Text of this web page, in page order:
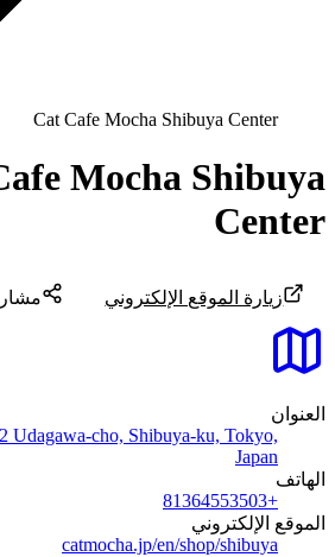
Cat Cafe Mocha Shibuya Center
Mocha Shibuya
Center
زيارة الموقع الإلكتروني
العنوان
Udagawa-cho, Shibuya-ku, Tokyo,
Japan
الهاتف
+81364553503
الموقع الإلكتروني
catmocha.jp/en/shop/shibuya